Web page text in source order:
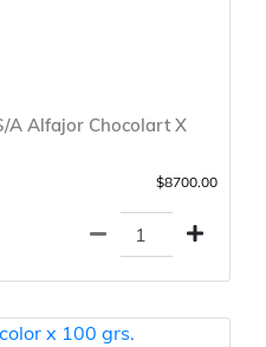
A Alfajor Chocolart X
$8700.00